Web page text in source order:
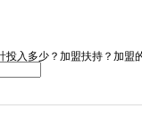
投入多少？加盟扶持？加盟